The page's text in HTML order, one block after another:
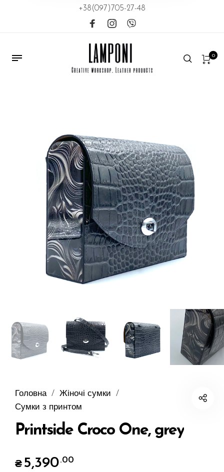
+38(097)705-27-48
0
Головна / Жіночі сумки
/
Сумки з принтом
Printside Croco One, grey
₴ 5,390.00